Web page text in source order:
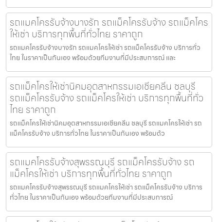
รถแมคโครรับจ้างบางรัก รถแม็คโครรับจ้าง รถแม็คโคร
ให้เช่า บริการทุกพื้นที่ทั่วไทย ราคาถูก
รถแมคโครรับจ้างบางรัก รถแมคโครให้เช่า รถแม็คโครรับจ้าง บริการทั่ว
ไทย ในราคาเป็นกันเอง พร้อมด้วยทีมงานที่มีประสบการณ์ และ
รถแม็คโครให้เช่านิคมอุตสาหกรรมเอเชียคลีน ชลบุรี
รถแม็คโครรับจ้าง รถแม็คโครให้เช่า บริการทุกพื้นที่ทั่ว
ไทย ราคาถูก
รถแม็คโครให้เช่านิคมอุตสาหกรรมเอเชียคลีน ชลบุรี รถแมคโครให้เช่า รถ
แม็คโครรับจ้าง บริการทั่วไทย ในราคาเป็นกันเอง พร้อมด้ว
รถแมคโครรับจ้างสุพรรณบุรี รถแม็คโครรับจ้าง รถ
แม็คโครให้เช่า บริการทุกพื้นที่ทั่วไทย ราคาถูก
รถแมคโครรับจ้างสุพรรณบุรี รถแมคโครให้เช่า รถแม็คโครรับจ้าง บริการ
ทั่วไทย ในราคาเป็นกันเอง พร้อมด้วยทีมงานที่มีประสบการณ์